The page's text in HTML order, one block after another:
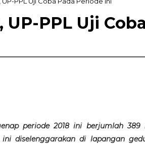
PPL Uji Coba
periode 2018 ini berjumlah 389
diselenggarakan di lapangan